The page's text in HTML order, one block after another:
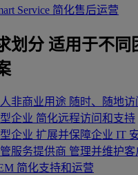
Service 简化售后运营
划分 适用于不同
非商业用途 随时、随地
企业 简化远程访问和支持
企业 扩展并保障企业 IT
服务提供商 管理并维护客
简化支持和运营